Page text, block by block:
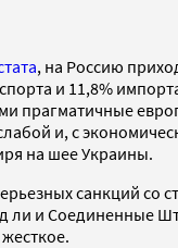
, на Россию
и 11,8%
прагматичные
и, с
на шее Украины.
санкций со
ли и Соединенные